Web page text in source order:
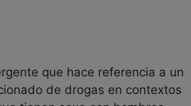
que hace referencia a un
de drogas en contextos